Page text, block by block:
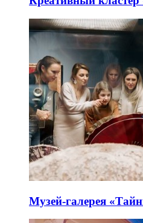
Музей-галерея